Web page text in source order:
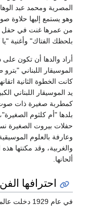
المصرية ومحمد عبد
وهو يستمع إليها حلاوة
من عمرها غنت في حفل
بلحظك الفتاك" وأغنية
أراد والدها أن تكون على
الموسيقار اللبناني
كانت الخطوة الثانية
يد الموسيقار اللبناني
كمطربة صغيرة ذات صوت
بلدها "أم كلثوم
حفلات بيروت الصغيرة
وعارفة بالعلوم
والغربية، وقد مكنتها
ألحانها.
احترافها الفن
في عام 1929